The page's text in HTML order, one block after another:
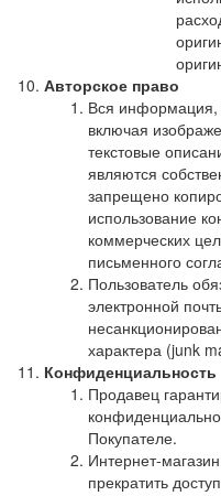
Авторское право
Вся информация,
включая
текстовые
являются
запрещено
использование
коммерческих
письменного
Пользователь
электронной
характера (junk
Конфиденциальность
Продавец
Покупателе.
Интернет-
прекратить